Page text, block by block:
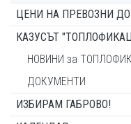
ЦЕНИ НА ПРЕВОЗНИ
КАЗУСЪТ
НОВИНИ за
ДОКУМЕНТИ
ИЗБИРАМ ГАБРОВО!